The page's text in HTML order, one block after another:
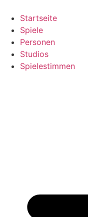
Inhalt
springen
Startseite
Spiele
Personen
Studios
Spielestimmen